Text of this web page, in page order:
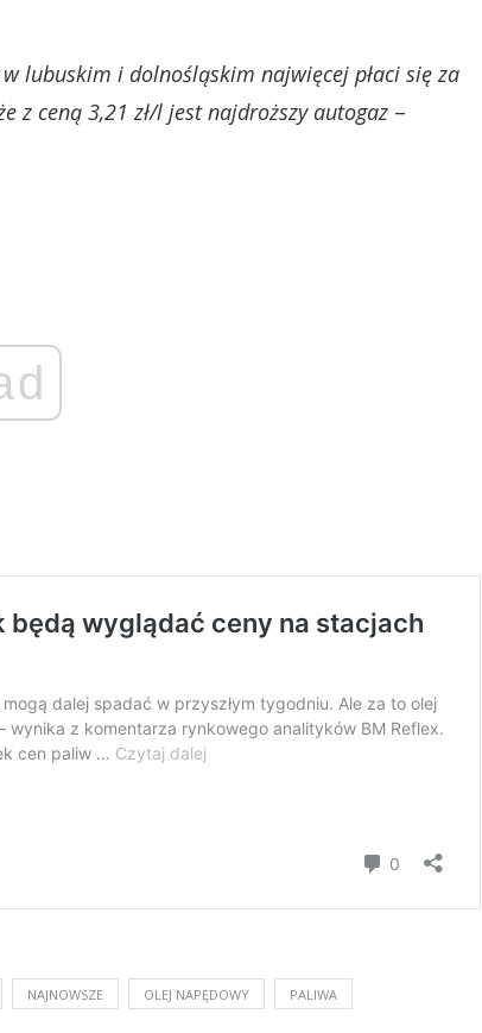
lubuskim i dolnośląskim najwięcej płaci się za
z ceną 3,21 zł/l jest najdroższy autogaz –
NAJNOWSZE OLEJ NAPĘDOWY PALIWA